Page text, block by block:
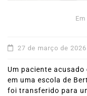
Em
27 de março de 2026
Um paciente
em uma escola de
foi transferido para